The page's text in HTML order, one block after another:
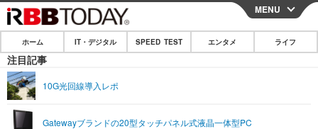
CLOSE
ホーム
IT・デジタル
MENU
ホーム IT・デジタル SPEED TEST エンタメ ライフ
注目記事
10G光回線導入レポ
Gatewayブランドの20型タッチパネル式液晶一体型PC